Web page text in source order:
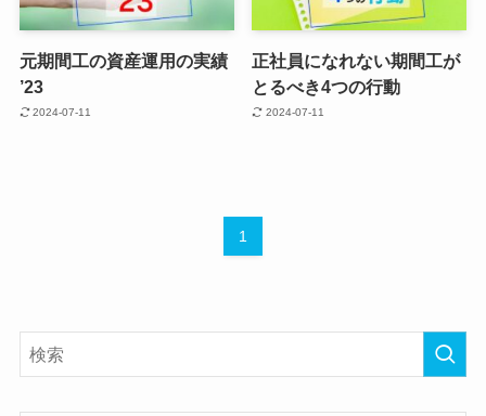
元期間工の資産運用の実績
’23
2024-07-11
正社員になれない期間工が
とるべき4つの行動
2024-07-11
1